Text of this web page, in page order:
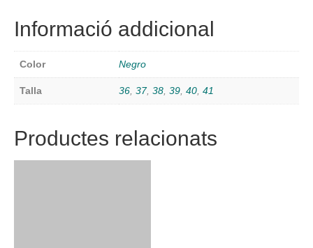
Informació addicional
Color Negro
Talla 36 37, 38 39 40 41
Productes relacionats